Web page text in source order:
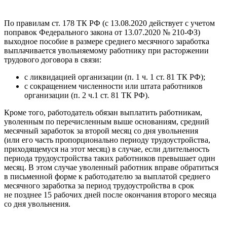
По правилам ст. 178 ТК РФ (с 13.08.2020 действует с учетом
поправок Федерального закона от 13.07.2020 № 210‑ФЗ)
выходное пособие в размере среднего месячного заработка
выплачивается увольняемому работнику при расторжении
трудового договора в связи:
с ликвидацией организации (п. 1 ч. 1 ст. 81 ТК РФ);
с сокращением численности или штата работников
организации (п. 2 ч.1 ст. 81 ТК РФ).
Кроме того, работодатель обязан выплатить работникам,
уволенным по перечисленным выше основаниям, средний
месячный заработок за второй месяц со дня увольнения
(или его часть пропорционально периоду трудоустройства,
приходящемуся на этот месяц) в случае, если длительность
периода трудоустройства таких работников превышает один
месяц. В этом случае уволенный работник вправе обратиться
в письменной форме к работодателю за выплатой среднего
месячного заработка за период трудоустройства в срок
не позднее 15 рабочих дней после окончания второго месяца
со дня увольнения.